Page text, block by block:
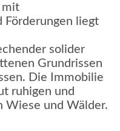
mit
Förderungen liegt
solider
Grundrissen
Die Immobilie
ruhigen und
Wiese und Wälder.